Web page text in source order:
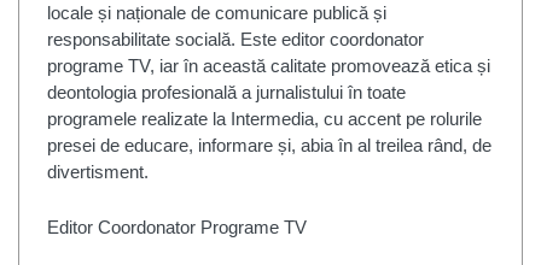
locale și naționale de comunicare publică și
responsabilitate socială. Este editor coordonator
programe TV, iar în această calitate promovează etica și
deontologia profesională a jurnalistului în toate
programele realizate la Intermedia, cu accent pe rolurile
presei de educare, informare și, abia în al treilea rând, de
divertisment.
Editor Coordonator Programe TV